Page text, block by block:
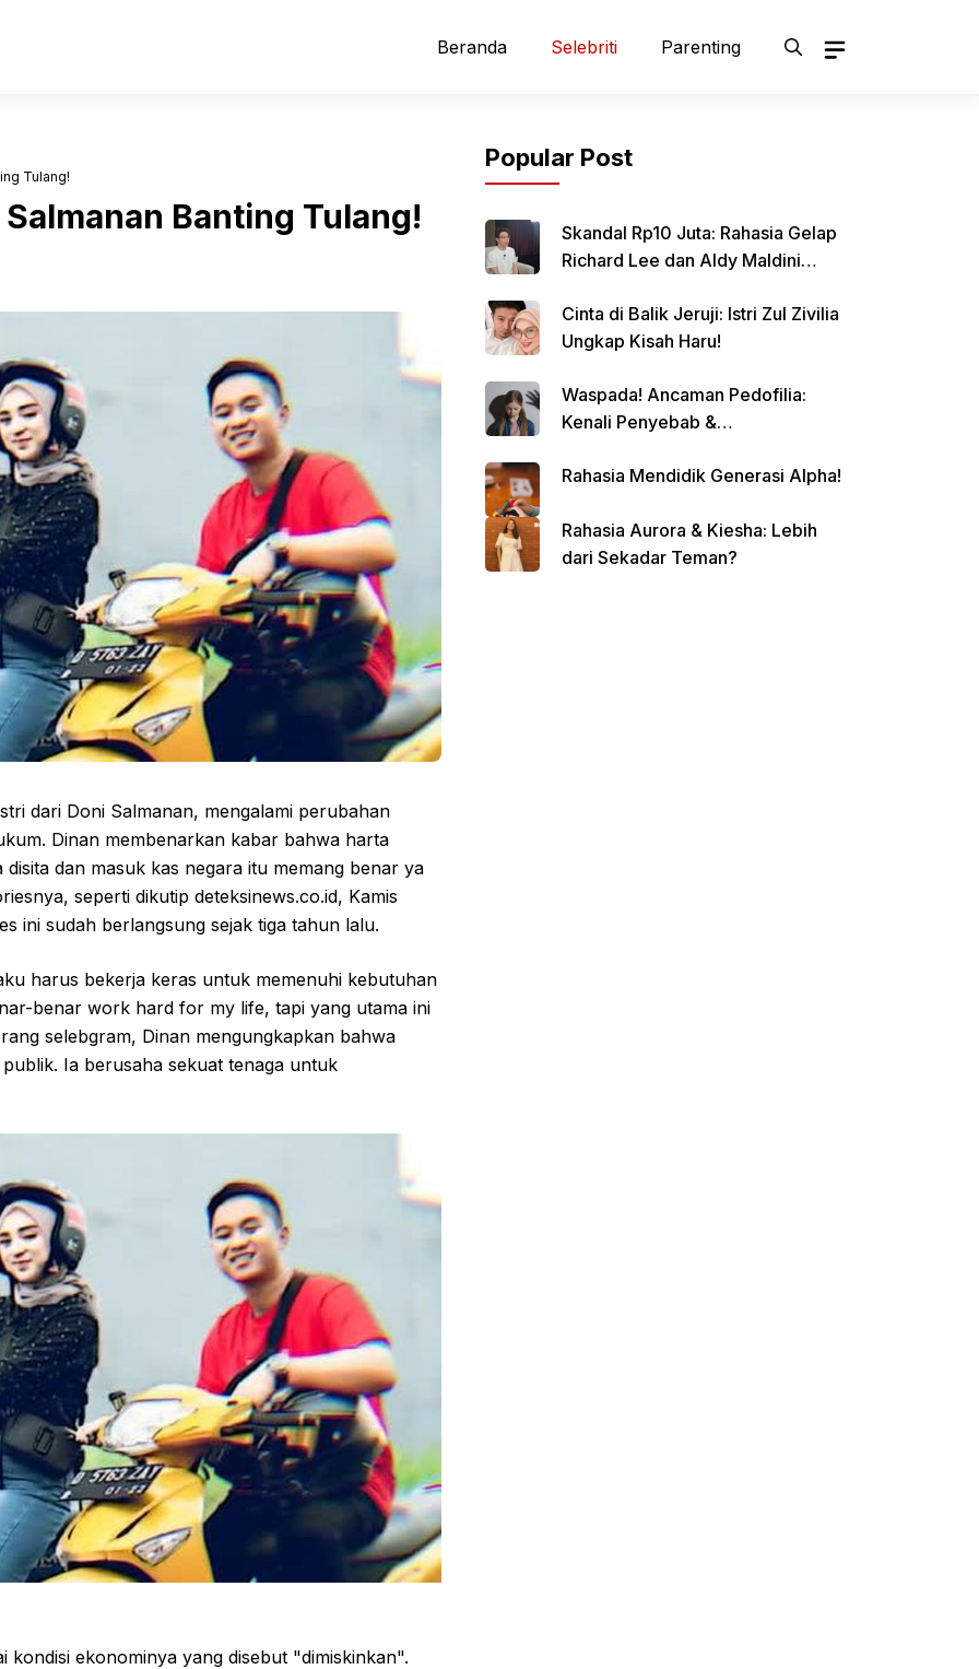
Beranda Selebriti Parenting
Tulang!
Banting Tulang!
dari Doni Salmanan, mengalami perubahan
Dinan membenarkan kabar bahwa harta
dan masuk kas negara itu memang benar ya
seperti dikutip deteksinews.co.id, Kamis
ini sudah berlangsung sejak tiga tahun lalu.
harus bekerja keras untuk memenuhi kebutuhan
benar work hard for my life, tapi yang utama ini
selebgram, Dinan mengungkapkan bahwa
Ia berusaha sekuat tenaga untuk
kondisi ekonominya yang disebut "dimiskinkan".
Popular Post
Skandal Rp10 Juta: Rahasia Gelap
Richard Lee dan Aldy Maldini
Cinta di Balik Jeruji: Istri Zul Zivilia
Ungkap Kisah Haru!
Waspada! Ancaman Pedofilia:
Kenali Penyebab &
Rahasia Mendidik Generasi Alpha!
Rahasia Aurora & Kiesha: Lebih
dari Sekadar Teman?